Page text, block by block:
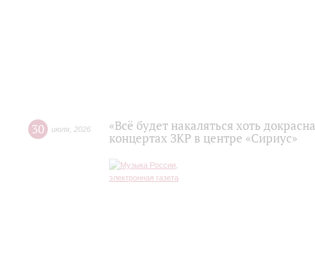
30 июля 2026
«Всё будет накаляться хоть
концертах ЗКР в центре «Сириус»